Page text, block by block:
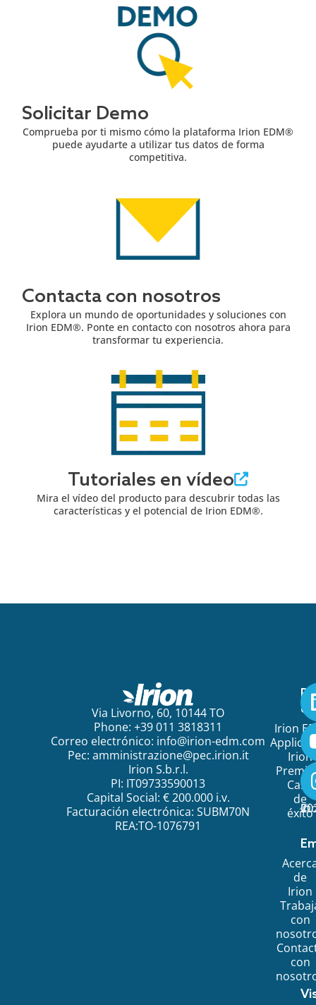
Solicitar Demo
Comprueba por ti mismo cómo la plataforma Irion EDM®
puede ayudarte a utilizar tus datos de forma
competitiva.
Contacta con nosotros
Explora un mundo de oportunidades y soluciones con
Irion EDM®. Ponte en contacto con nosotros ahora para
transformar tu experiencia.
Tutoriales en vídeo
Mira el vídeo del producto para descubrir todas las
características y el potencial de Irion EDM®.
Via Livorno, 60, 10144 TO
Phone: +39 011 3818311
Correo electrónico: info@irion-edm.com
Pec: amministrazione@pec.irion.it
Irion S.b.r.l.
PI: IT09733590013
Capital Social: € 200.000 i.v.
Facturación electrónica: SUBM70N
REA:TO-1076791
Irion
Irion
Caso
de
éxito
de
Irion
con
con
©